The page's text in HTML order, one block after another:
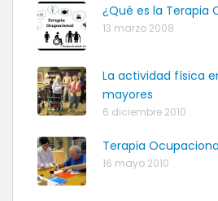
¿Qué es la Terapia
13 marzo 2008
La actividad física
mayores
6 diciembre 2010
Terapia
16 mayo 2010